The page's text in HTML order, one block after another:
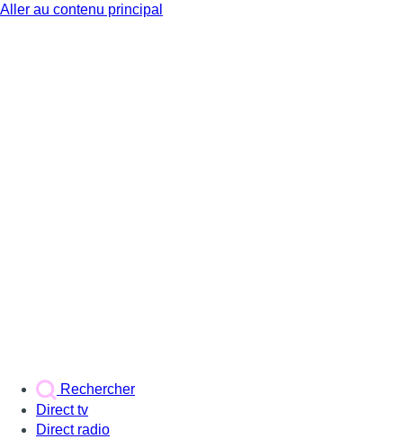
Aller au contenu principal
Rechercher
Direct tv
Direct radio